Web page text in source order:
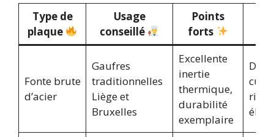
Type de
plaque
Usage
conseillé
Points
forts
Fonte brute
d’acier
Gaufres
traditionnelles
Liège et
Bruxelles
Excellente
inertie
thermique,
durabilité
exemplaire
élevé